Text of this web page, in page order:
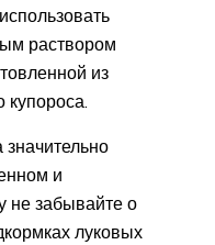
раствором
из
купороса.
и
не забывайте о
луковых